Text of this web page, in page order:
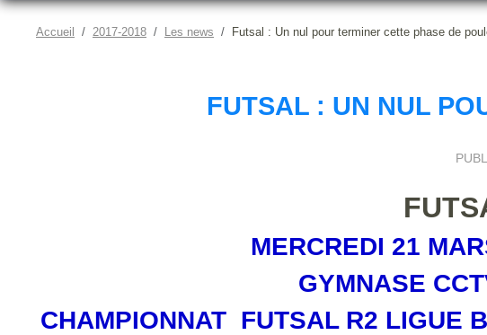
Accueil 2017-2018 Les news Futsal : Un nul pour terminer cette phase de
FUTSAL : UN NUL
MERCREDI 21
GYMNASE
CHAMPIONNAT FUTSAL R2 LIGUE